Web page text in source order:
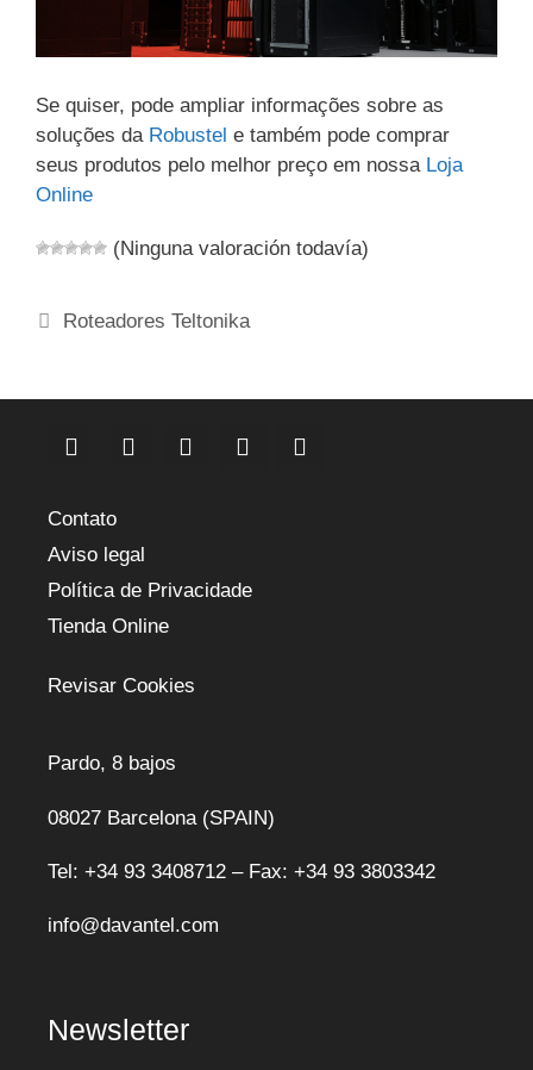
Se quiser, pode ampliar informações sobre as
soluções da Robustel e também pode comprar
seus produtos pelo melhor preço em nossa Loja
Online
(Ninguna valoración todavía)
Categorias
Roteadores Teltonika
Contato
Aviso legal
Política de Privacidade
Tienda Online
Revisar Cookies
Pardo, 8 bajos
08027 Barcelona (SPAIN)
Tel: +34 93 3408712 – Fax: +34 93 3803342
info@davantel.com
Newsletter